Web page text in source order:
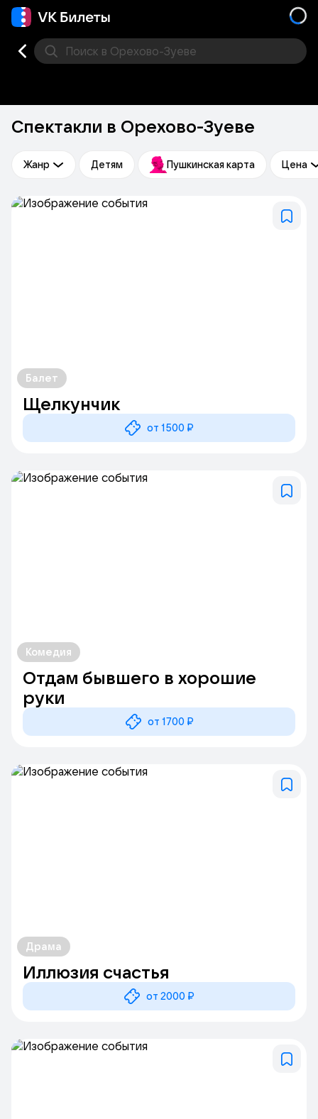
Поиск в Орехово-Зуеве
Спектакли в Орехово-Зуеве
Жанр Детям Пушкинская карта Цена
Балет
Щелкунчик
от 1500 ₽
Комедия
Отдам бывшего в хорошие
руки
от 1700 ₽
Драма
Иллюзия счастья
от 2000 ₽